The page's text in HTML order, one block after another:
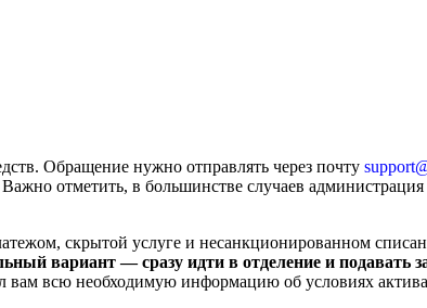
Обращение нужно отправлять через почту
отметить, в большинстве случаев администрация
скрытой услуге и несанкционированном
вариант — сразу идти в отделение и подавать
вам всю необходимую информацию об условиях